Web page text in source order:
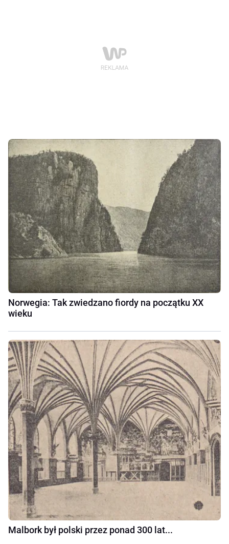
Norwegia: Tak zwiedzano fiordy na początku XX
wieku
Malbork był polski przez ponad 300 lat...